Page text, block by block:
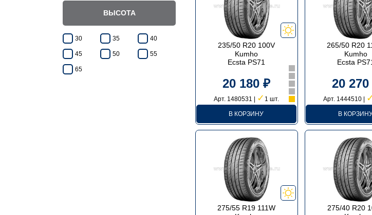
ВЫСОТА
30 35 40
45 50 55
65
235/50 R20 100V
Kumho
Ecsta PS71
20 180 ₽
Арт. 1480531 | ✓ 1 шт.
В КОРЗИНУ
265/50 R20
Kumho
Ecsta
20 270
Арт. 1444510 | ✓
В
275/55 R19 111W
275/40 R20